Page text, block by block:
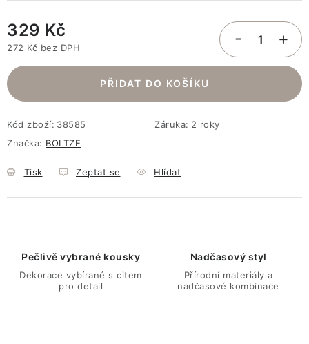
329 Kč
272 Kč bez DPH
PŘIDAT DO KOŠÍKU
Kód zboží: 38585 Záruka: 2 roky
Značka: BOLTZE
Tisk Zeptat se Hlídat
Pečlivě vybrané kousky
Dekorace vybírané s citem
pro detail
Nadčasový styl
Přírodní materiály a
nadčasové kombinace